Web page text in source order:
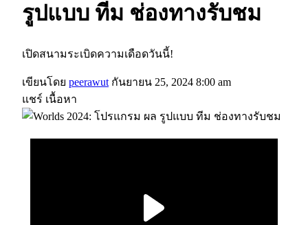
รูปแบบ ทีม ช่องทางรับชม
เปิดสนามระเบิดความเดือดวันนี้!
เขียนโดย peerawut กันยายน 25, 2024 8:00 am
แชร์ เนื้อหา